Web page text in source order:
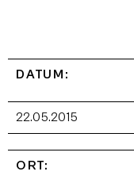
DATUM:
22.05.2015
ORT: